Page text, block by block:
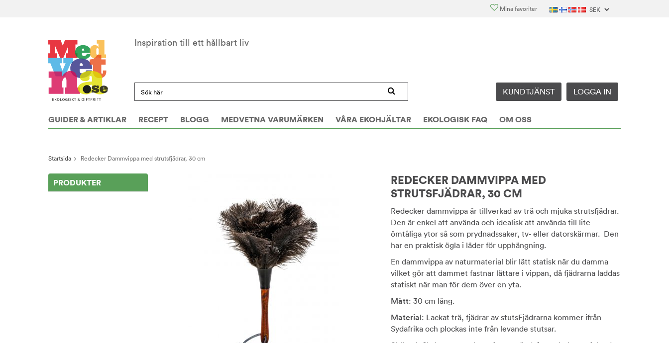
Mina favoriter
Inspiration till ett hållbart liv
KUNDTJÄNST LOGGA IN
GUIDER & ARTIKLAR RECEPT BLOGG MEDVETNA VARUMÄRKEN VÅRA EKOHJÄLTAR EKOLOGISK FAQ OM OSS
Startsida Redecker Dammvippa med strutsfjädrar, 30 cm
PRODUKTER
REDECKER DAMMVIPPA MED
STRUTSFJÄDRAR, 30 CM
Redecker dammvippa är tillverkad av trä och mjuka strutsfjädrar.
Den är enkel att använda och idealisk att använda till lite
ömtåliga ytor så som prydnadssaker, tv- eller datorskärmar. Den
har en praktisk ögla i läder för upphängning.
En dammvippa av naturmaterial blir lätt statisk när du damma
vilket gör att dammet fastnar lättare i vippan, då fjädrarna laddas
statiskt när man för dem över en yta.
Mått: 30 cm lång.
Material: Lackat trä, fjädrar av stutsFjädrarna kommer ifrån
Sydafrika och plockas inte från levande stutsar.